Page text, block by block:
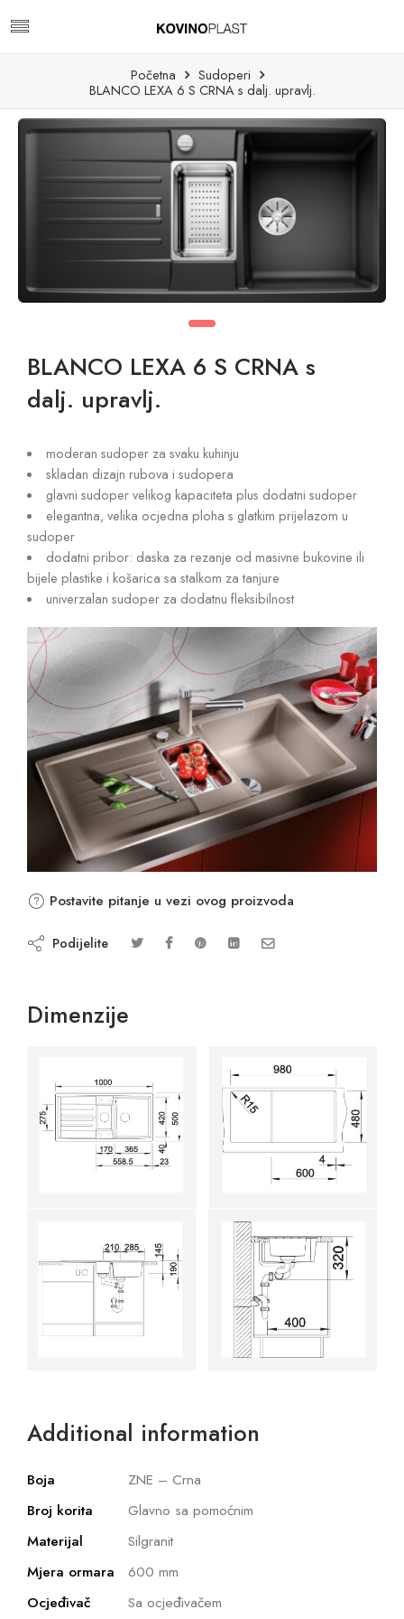
Početna
Sudoperi
BLANCO LEXA 6 S CRNA s dalj. upravlj.
BLANCO LEXA 6 S CRNA s
dalj. upravlj.
moderan sudoper za svaku kuhinju
skladan dizajn rubova i sudopera
glavni sudoper velikog kapaciteta plus dodatni sudoper
elegantna, velika ocjedna ploha s glatkim prijelazom u
sudoper
dodatni pribor: daska za rezanje od masivne bukovine ili
bijele plastike i košarica sa stalkom za tanjure
univerzalan sudoper za dodatnu fleksibilnost
Postavite pitanje u vezi ovog proizvoda
Podijelite
Dimenzije
Additional information
Boja
ZNE – Crna
Broj korita
Glavno sa pomoćnim
Materijal
Silgranit
Mjera ormara
600 mm
Ocjeđivač
Sa ocjeđivačem